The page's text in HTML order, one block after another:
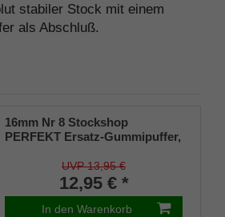
stabiler Stock mit einem
als Abschluß.
16mm Nr 8 Stockshop
PERFEKT Ersatz-Gummipuffer,
elegant, mit Metalleinlage (VE 2
UVP 13,95 €
12,95 € *
In den Warenkorb